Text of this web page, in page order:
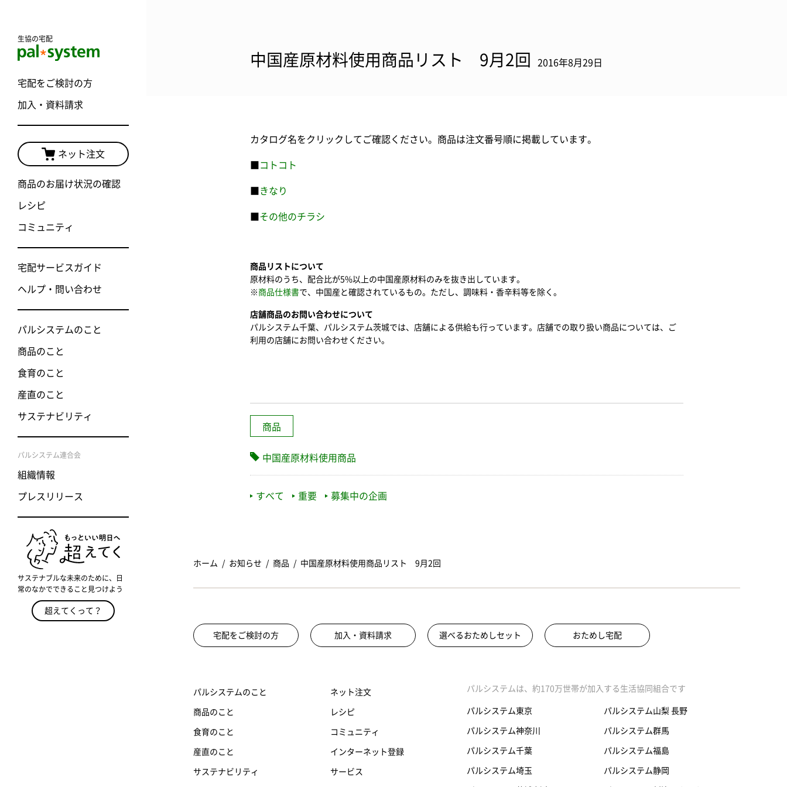
生協の宅配
宅配をご検討の方
加入・資料請求
ネット注文
商品のお届け状況の確認
レシピ
コミュニティ
宅配サービスガイド
ヘルプ・問い合わせ
パルシステムのこと
商品のこと
食育のこと
産直のこと
サステナビリティ
パルシステム連合会
組織情報
プレスリリース
サステナブルな未来のために、日
常のなかでできること見つけよう
超えてくって？
中国産原材料使用商品リスト 9月2回 2016年8月29日
カタログ名をクリックしてご確認ください。商品は注文番号順に掲載しています。
コトコト
きなり
その他のチラシ
商品リストについて
原材料のうち、配合比が5%以上の中国産原材料のみを抜き出しています。
※ 商品仕様書で、中国産と確認されているもの。ただし、調味料・香辛料等を除く。
店舗商品のお問い合わせについて
パルシステム千葉、パルシステム茨城では、店舗による供給も行っています。店舗での取り扱い商品については、ご
利用の店舗にお問い合わせください。
商品
中国産原材料使用商品
すべて 重要 募集中の企画
ホーム お知らせ 商品 中国産原材料使用商品リスト 9月2回
宅配をご検討の方 加入・資料請求 選べるおためしセット おためし宅配
パルシステムのこと
商品のこと
食育のこと
産直のこと
サステナビリティ
ネット注文
レシピ
コミュニティ
インターネット登録
サービス
パルシステムは、約170万世帯が加入する生活協同組合です
パルシステム東京
パルシステム神奈川
パルシステム千葉
パルシステム埼玉
パルシステム山梨 長野
パルシステム群馬
パルシステム福島
パルシステム静岡